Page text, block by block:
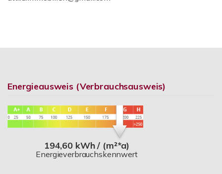
Energieausweis (Verbrauchsausweis)
194,60 kWh / (m²*a)
Energieverbrauchskennwert